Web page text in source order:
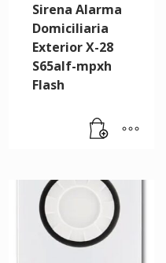
Sirena Alarma
Domiciliaria
Exterior X-28
S65alf-mpxh
Flash